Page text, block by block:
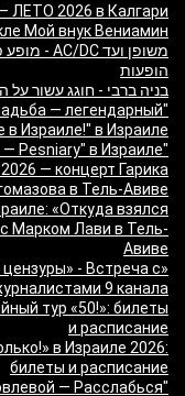
— ЛЕТО 2026 в Калгари
Мой внук Вениамин
הופעות
בניה ברבי - חוגג עשור על הבמות! 2026 - כרטיסים
— легендарный
в Израиле!" в Израиле
"Песняры — Pesniary" в Израиле
— концерт Гарика
в Тель-Авиве
«Откуда взялся
Марком Лави в Тель-
Авиве
- Встреча с
9 канала
тур «50!»: билеты
и расписание
в Израиле 2026:
билеты и расписание
— Расслабься